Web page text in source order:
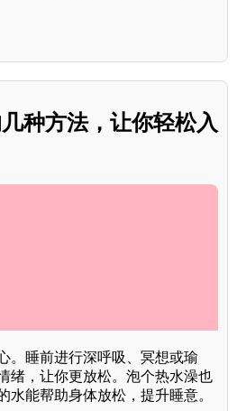
种方法，让你轻松入
。睡前进行深呼吸、冥想或瑜
绪，让你更放松。泡个热水澡也
水能帮助身体放松，提升睡意。